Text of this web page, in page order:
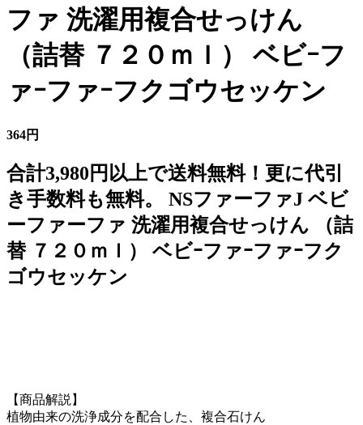
ファ 洗濯用複合せっけん
（詰替 ７２０ｍｌ） ベビｰフ
ァｰファｰフクゴウセッケン
364円
合計3,980円以上で送料無料！更に代引
き手数料も無料。 NSファーファJ ベビ
ーファーファ 洗濯用複合せっけん （詰
替 ７２０ｍｌ） ベビｰファｰファｰフク
ゴウセッケン
【商品解説】
植物由来の洗浄成分を配合した、複合石けん